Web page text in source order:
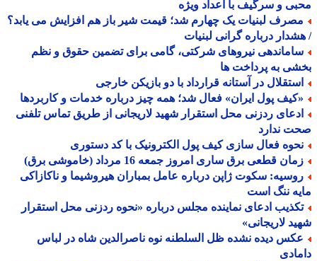
و سرگیف با اعداد ویژه
لبنیات یک چهارم شد؛ قیمت شیر باز هم افزایش می یابد؟
درباره گرانی لبنیات
نیروهای شرکتی، گامی برای تضمین حقوق و نظم
به پرداخت ها
در آستانه قرارداد با دو بازیکن خارجی
پول ایران» فعال شد؛ همه چیز درباره خدمات و کاربردها
ردزنی محل استقرار شهید لاریجانی از طریق تماس تلفنی
ندارد
فعال سازی کیف پول الکترونیک با کد دستوری
قطعی برق ساری امروز جمعه 16 مرداد (خاموشی برق)
سکوت ژاپن درباره عامل بمباران هیروشیما و ناکازاکی
ننگ است
ادعای نماینده مجلس درباره «نحوه ردزنی محل استقرار
لاریجانی»
دیده نشده ظل السلطنه نوه ناصرالدین شاه در لباس